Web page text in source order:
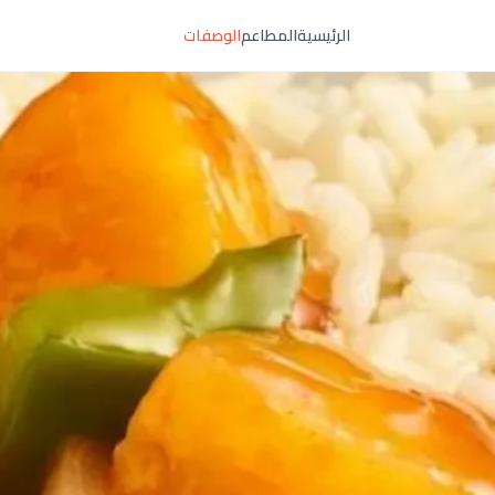
الرئيسيةالمطاعمالوصفات